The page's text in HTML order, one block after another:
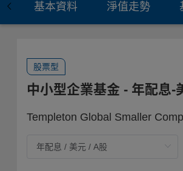
基本資料 淨值走勢
股票型
中小型企業基金 - 年配息-
Templeton Global Smaller